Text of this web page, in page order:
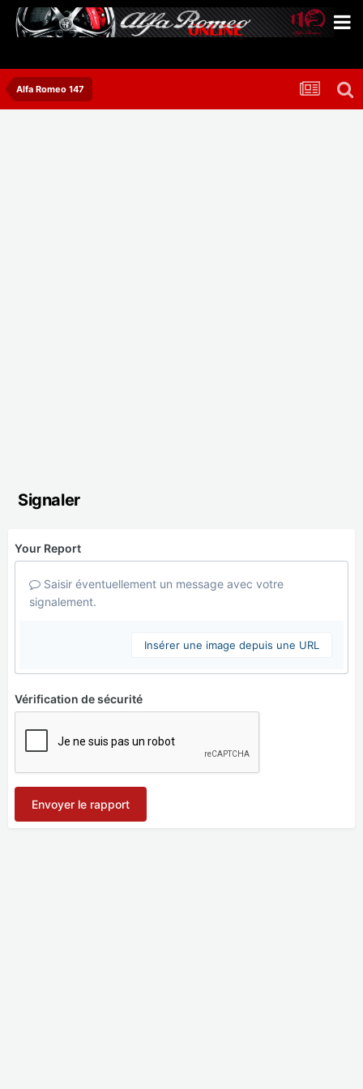
Alfa Romeo 147
Signaler
Your Report
Saisir éventuellement un message avec votre
signalement.
Insérer une image depuis une URL
Vérification de sécurité
Envoyer le rapport